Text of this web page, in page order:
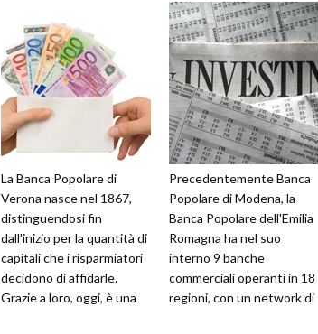
La Banca Popolare di
Verona nasce nel 1867,
distinguendosi fin
dall'inizio per la quantità di
capitali che i risparmiatori
decidono di affidarle.
Grazie a loro, oggi, è una
Precedentemente Banca
Popolare di Modena, la
Banca Popolare dell'Emilia
Romagna ha nel suo
interno 9 banche
commerciali operanti in 18
regioni, con un network di